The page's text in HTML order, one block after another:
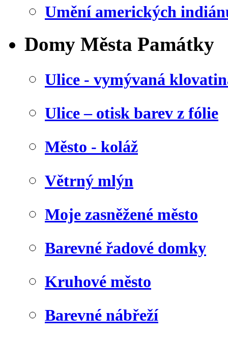
Umění amerických
Domy Města Památky
Ulice - vymývaná
Ulice – otisk barev z fólie
Město - koláž
Větrný mlýn
Moje zasněžené město
Barevné řadové domky
Kruhové město
Barevné nábřeží